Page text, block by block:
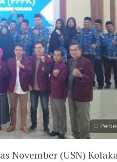
November (USN)